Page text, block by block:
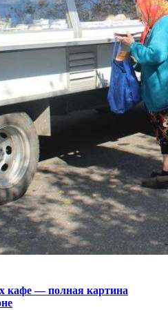
кафе — полная картина